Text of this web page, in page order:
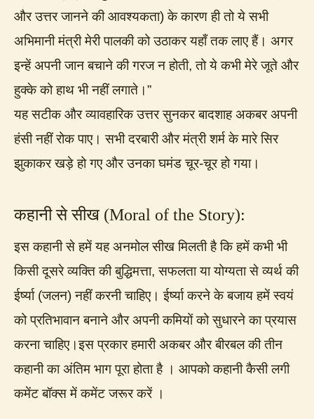
और उत्तर जानने की आवश्यकता) के कारण ही तो ये सभी
अभिमानी मंत्री मेरी पालकी को उठाकर यहाँ तक लाए हैं। अगर
इन्हें अपनी जान बचाने की गरज न होती, तो ये कभी मेरे जूते और
हुक्के को हाथ भी नहीं लगाते।”
यह सटीक और व्यावहारिक उत्तर सुनकर बादशाह अकबर अपनी
हंसी नहीं रोक पाए। सभी दरबारी और मंत्री शर्म के मारे सिर
झुकाकर खड़े हो गए और उनका घमंड चूर-चूर हो गया।
कहानी से सीख (Moral of the Story):
इस कहानी से हमें यह अनमोल सीख मिलती है कि हमें कभी भी
किसी दूसरे व्यक्ति की बुद्धिमत्ता, सफलता या योग्यता से व्यर्थ की
ईर्ष्या (जलन) नहीं करनी चाहिए। ईर्ष्या करने के बजाय हमें स्वयं
को प्रतिभावान बनाने और अपनी कमियों को सुधारने का प्रयास
करना चाहिए।इस प्रकार हमारी अकबर और बीरबल की तीन
कहानी का अंतिम भाग पूरा होता है । आपको कहानी कैसी लगी
कमेंट बॉक्स में कमेंट जरूर करें ।